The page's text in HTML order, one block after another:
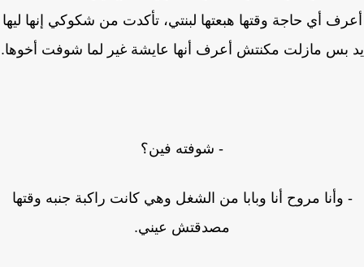
أي حاجة وقتها هبعتها لبنتي، تأكدت من شكوكي إنها ليها
بس مازلت مكنتش أعرف أنها عايشة غير لما شوفت أخوها.
- شوفته فين؟
وأنا مروح أنا وبابا من الشغل وهي كانت راكبة جنبه وقتها
مصدقتش عيني.